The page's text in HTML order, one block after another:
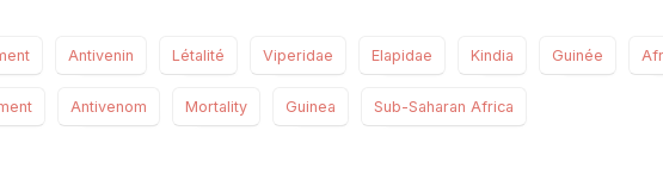
Antivenin Létalité Viperidae Elapidae Kindia Guinée
Antivenom Mortality Guinea Sub-Saharan Africa